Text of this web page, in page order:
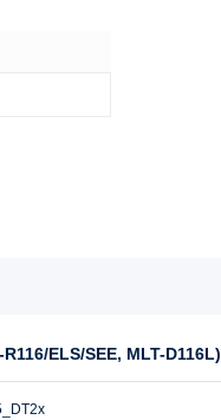
ELS/SEE, MLT-D116L)